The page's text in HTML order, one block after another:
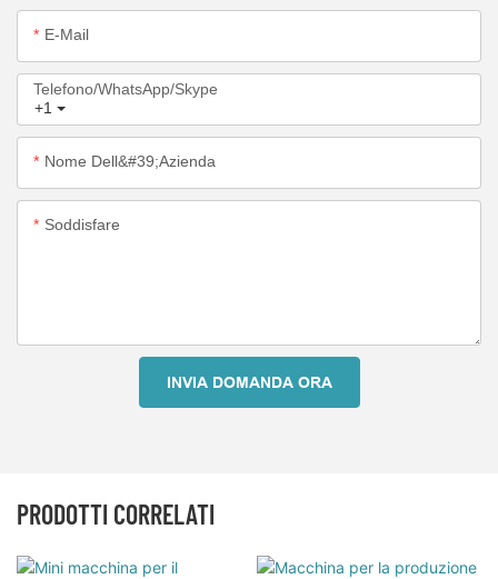
E-Mail
+1
Telefono/WhatsApp/Skype
Nome Dell&#39;azienda
Soddisfare
INVIA DOMANDA ORA
PRODOTTI CORRELATI